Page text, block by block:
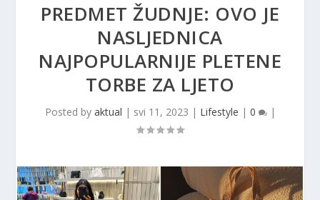
PREDMET ŽUDNJE: OVO JE
NASLJEDNICA
NAJPOPULARNIJE PLETENE
TORBE ZA LJETO
Posted by aktual | svi 11, 2023 | Lifestyle | 0 |